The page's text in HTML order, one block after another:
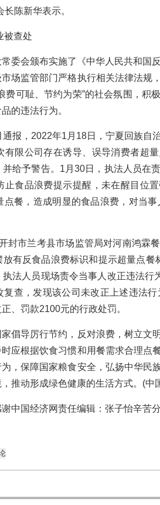
陈新华表示。
查处
会颁布实施了《中华人民共和国
场监管部门严格执行相关法律法规
费可耻、节约为荣”的社会氛围，积
的违法行为。
，2022年1月18日，宁夏回族自
有限公司存在诱导、误导消费者超
给予警告。1月30日，执法人员在
止食品浪费提示提醒，未在醒目位
餐，造成明显的食品浪费，对当
市兰考县市场监管局对河南鸿霖
有反食品浪费标识和提示超量点餐
法人员现场责令当事人改正违法行
查，发现该公司未改正上述违法
、罚款2100元的行政处罚。
导厉行节约，反对浪费，树立文
应根据饮食习惯和用餐需求合理点
，保障国家粮食安全，弘扬中华民
推动形成绿色健康的生活方式。(中
国经济网责任编辑：张子怡辛苦分